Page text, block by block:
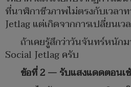
ที่นาฬิกาชีวภาพไม่ตรงกับเวลา
Jetlag แต่เกิดจากการเปลี่ยนเ
ถ้าเคยรู้สึกว่าวันจันทร์หนัก
Social Jetlag ครับ
ข้อที่ 2 — รับแสงแดดตอน